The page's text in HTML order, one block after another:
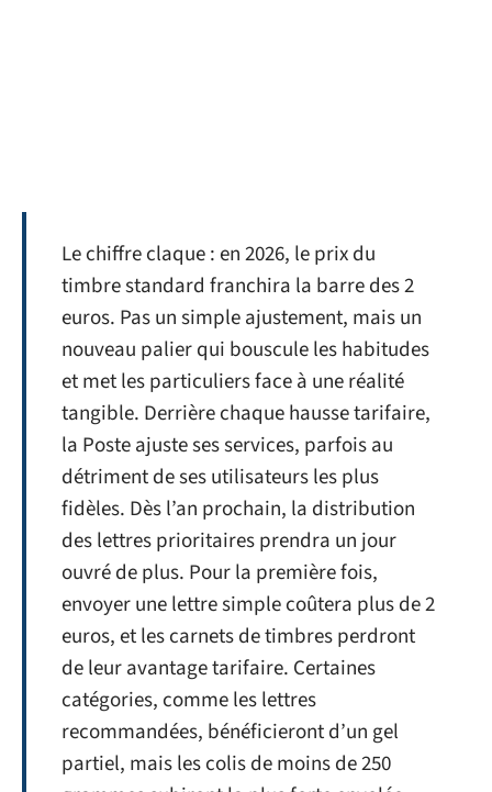
Le chiffre claque : en 2026, le prix du
timbre standard franchira la barre des 2
euros. Pas un simple ajustement, mais un
nouveau palier qui bouscule les habitudes
et met les particuliers face à une réalité
tangible. Derrière chaque hausse tarifaire,
la Poste ajuste ses services, parfois au
détriment de ses utilisateurs les plus
fidèles. Dès l’an prochain, la distribution
des lettres prioritaires prendra un jour
ouvré de plus. Pour la première fois,
envoyer une lettre simple coûtera plus de 2
euros, et les carnets de timbres perdront
de leur avantage tarifaire. Certaines
catégories, comme les lettres
recommandées, bénéficieront d’un gel
partiel, mais les colis de moins de 250